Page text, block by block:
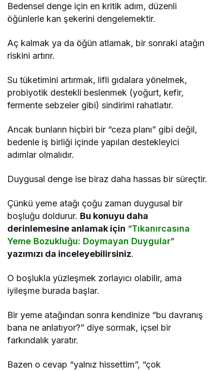
Bedensel denge için en kritik adım, düzenli
öğünlerle kan şekerini dengelemektir.
Aç kalmak ya da öğün atlamak, bir sonraki atağın
riskini artırır.
Su tüketimini artırmak, lifli gıdalara yönelmek,
probiyotik destekli beslenmek (yoğurt, kefir,
fermente sebzeler gibi) sindirimi rahatlatır.
Ancak bunların hiçbiri bir “ceza planı” gibi değil,
bedenle iş birliği içinde yapılan destekleyici
adımlar olmalıdır.
Duygusal denge ise biraz daha hassas bir süreçtir.
Çünkü yeme atağı çoğu zaman duygusal bir
boşluğu doldurur. Bu konuyu daha
derinlemesine anlamak için “Tıkanırcasına
Yeme Bozukluğu: Doymayan Duygular”
yazımızı da inceleyebilirsiniz.
O boşlukla yüzleşmek zorlayıcı olabilir, ama
iyileşme burada başlar.
Bir yeme atağından sonra kendinize “bu davranış
bana ne anlatıyor?” diye sormak, içsel bir
farkındalık yaratır.
Bazen o cevap “yalnız hissettim”, “çok